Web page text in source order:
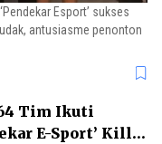
Esport’ sukses
antusiasme penonton
Tim Ikuti
E-Sport’ Kill